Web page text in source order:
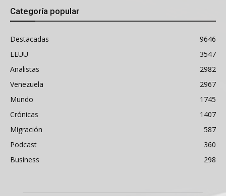
Categoría popular
Destacadas
9646
EEUU
3547
Analistas
2982
Venezuela
2967
Mundo
1745
Crónicas
1407
Migración
587
Podcast
360
Business
298